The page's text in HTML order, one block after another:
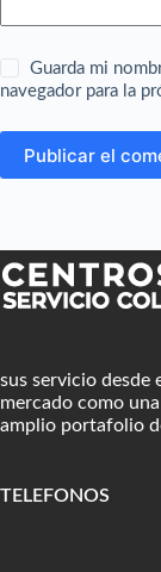
Guarda mi
navegador para la
Publicar el
sus servicio desde
mercado como
amplio portafolio
TELEFONOS